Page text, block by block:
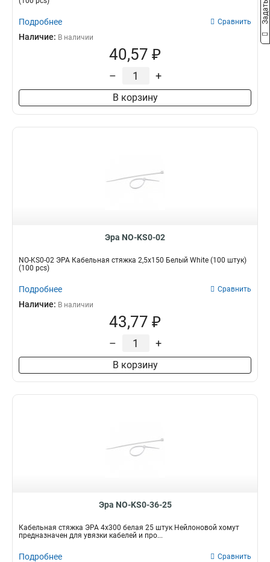
Подробнее Сравнить
Наличие: В наличии
40,57 ₽
– +
В корзину
Эра NO-KS0-02
NO-KS0-02 ЭРА Кабельная стяжка 2,5х150 Белый White (100 штук)
(100 pcs)
Подробнее Сравнить
Наличие: В наличии
43,77 ₽
– +
В корзину
Эра NO-KS0-36-25
Кабельная стяжка ЭРА 4x300 белая 25 штук Нейлоновой хомут
предназначен для увязки кабелей и про...
Подробнее Сравнить